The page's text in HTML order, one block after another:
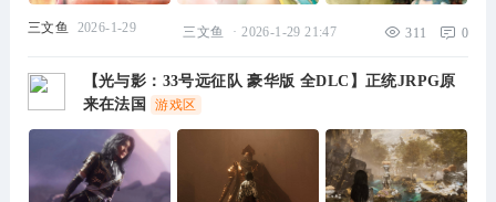
三文鱼 2026-1-29 三文鱼 · 2026-1-29 21:47 311 0
【光与影：33号远征队 豪华版 全DLC】正统JRPG原
来在法国
游戏区